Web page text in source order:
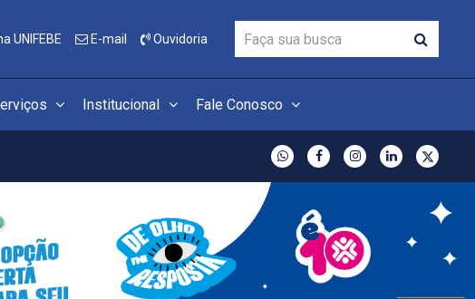
UNIFEBE E-mail Ouvidoria
Institucional Fale Conosco